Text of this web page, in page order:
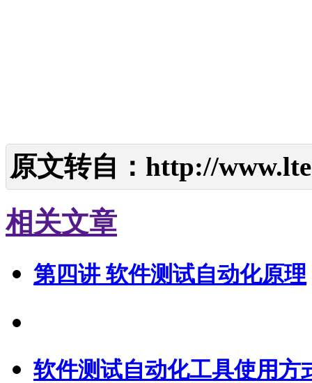
原文转自： http://
相关文章
第四讲 软件测试自动化原理
软件测试自动化工具使用方